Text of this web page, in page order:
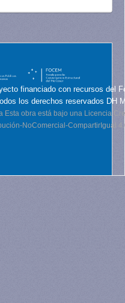
financiado con recursos del
los derechos reservados DH
Esta obra está bajo una Licencia
NoComercial-CompartirIgual